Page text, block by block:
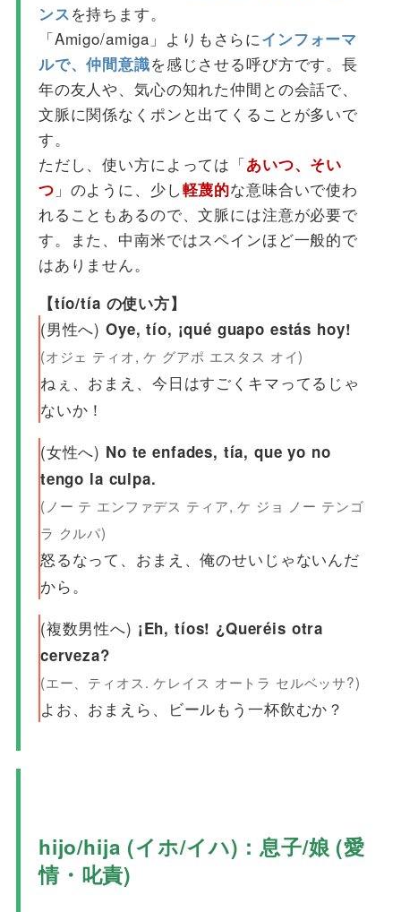
ンスを持ちます。
「Amigo/amiga」よりもさらにインフォーマ
ルで、仲間意識を感じさせる呼び方です。長
年の友人や、気心の知れた仲間との会話で、
文脈に関係なくポンと出てくることが多いで
す。
ただし、使い方によっては「あいつ、そい
つ 」のように、少し軽蔑的な意味合いで使わ
れることもあるので、文脈には注意が必要で
す。また、中南米ではスペインほど一般的で
はありません。
【tío/tía の使い方】
(男性へ)Oye, tío, ¡qué guapo estás hoy!
(オジェ ティオ, ケ グアポ エスタス オイ)
ねぇ、おまえ、今日はすごくキマってるじゃ
ないか！
(女性へ) No te enfades, tía, que yo no
tengo la culpa.
(ノー テ エンファデス ティア, ケ ジョ ノー テンゴ
ラ クルパ)
怒るなって、おまえ、俺のせいじゃないんだ
から。
(複数男性へ) ¡Eh, tíos! ¿Queréis otra
cerveza?
(エー、ティオス. ケレイス オートラ セルベッサ?)
よお、おまえら、ビールもう一杯飲むか？
hijo/hija (イホ/イハ)：息子/娘 (愛
情・叱責)